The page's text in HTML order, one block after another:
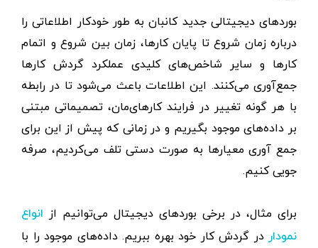
بوردهای دیجیتالی جدید کانبان به طور خودکار اطلاعاتی را
درباره زمان شروع تا پایان کارها، زمان بین شروع و اتمام
کارها و سایر شاخص‌های کلیدی عملکرد گردش کارها
جمع‌آوری می‌کنند. این اطلاعات باعث می‌شود تا در رابطه
با هر گونه تغییر در فرایند کارهای‌مان، تصمیماتی مبتنی
بر داده‌های موجود بگیریم و در زمانی که پیش از این برای
جمع آوری معیارها به صورت دستی تلف می‌کردیم، صرفه
جویی کنیم.
برای مثال، در برخی بوردهای دیجیتال می‌توانیم از انواع
نمودار در گردش کار خود بهره ببریم. داده‌های موجود را با